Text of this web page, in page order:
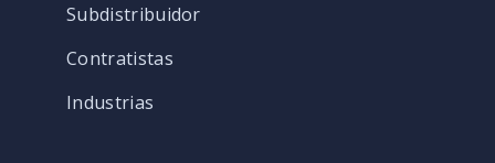
Subdistribuidor
Contratistas
Industrias